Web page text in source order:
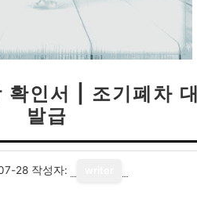
인서 | 조기폐차
발급
28 작성자: